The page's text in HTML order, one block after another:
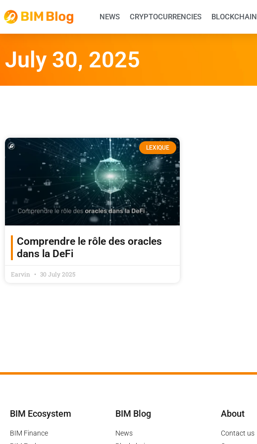
NEWS CRYPTOCURRENCIES BLOCKCHAIN
July 30, 2025
LEXIQUE
Comprendre le rôle des oracles
dans la DeFi
Earvin 30 July 2025
BIM Ecosystem
BIM Finance
BIM Blog
News
About
Contact us